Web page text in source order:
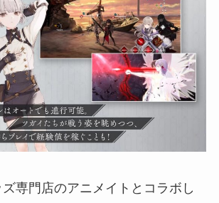
ズ専門店のアニメイトとコラボし